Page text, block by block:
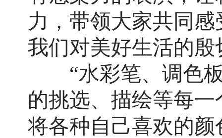
力，带领大家共同
我们对美好生活的殷
“水彩笔、调色
的挑选、描绘等每
将各种自己喜欢的